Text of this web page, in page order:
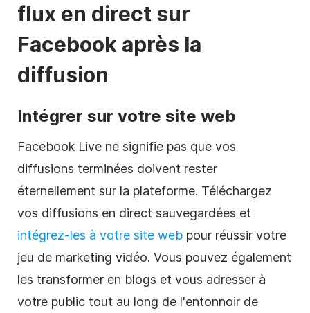
flux en direct sur
Facebook après la
diffusion
Intégrer sur votre site web
Facebook Live ne signifie pas que vos
diffusions terminées doivent rester
éternellement sur la plateforme. Téléchargez
vos diffusions en direct sauvegardées et
intégrez-les à votre site web pour réussir votre
jeu de marketing vidéo. Vous pouvez également
les transformer en blogs et vous adresser à
votre public tout au long de l'entonnoir de